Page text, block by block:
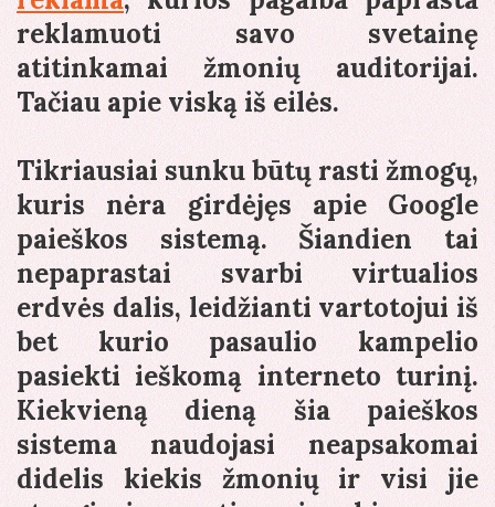
reklamuoti savo svetainę
atitinkamai žmonių auditorijai.
Tačiau apie viską iš eilės.
Tikriausiai sunku būtų rasti žmogų,
kuris nėra girdėjęs apie Google
paieškos sistemą. Šiandien tai
nepaprastai svarbi virtualios
erdvės dalis, leidžianti vartotojui iš
bet kurio pasaulio kampelio
pasiekti ieškomą interneto turinį.
Kiekvieną dieną šia paieškos
sistema naudojasi neapsakomai
didelis kiekis žmonių ir visi jie